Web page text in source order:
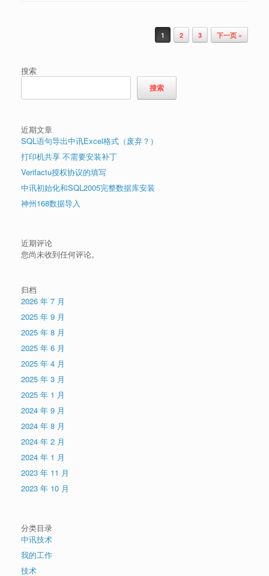
1 2 3 下一页 »
搜索
搜索
近期文章
SQL语句导出中讯Excel格式（废弃？）
打印机共享 不需要安装补丁
Verifactu授权协议的填写
中讯初始化和SQL2005完整数据库安装
神州168数据导入
近期评论
您尚未收到任何评论。
归档
2026 年 7 月
2025 年 9 月
2025 年 8 月
2025 年 6 月
2025 年 4 月
2025 年 3 月
2025 年 1 月
2024 年 9 月
2024 年 8 月
2024 年 2 月
2024 年 1 月
2023 年 11 月
2023 年 10 月
分类目录
中讯技术
我的工作
技术